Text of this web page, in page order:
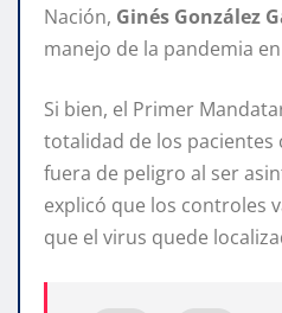
Nación, Ginés González
manejo de la pandemia
Si bien, el Primer
totalidad de los pacientes
fuera de peligro al ser
explicó que los controles
que el virus quede